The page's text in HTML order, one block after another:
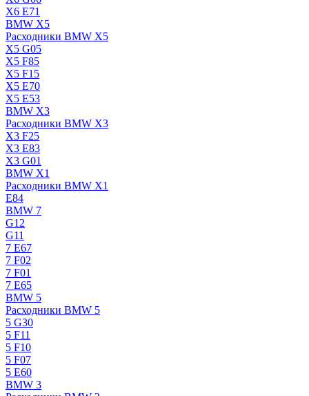
X6 E71
BMW X5
Расходники BMW X5
X5 G05
X5 F85
X5 F15
X5 E70
X5 E53
BMW X3
Расходники BMW X3
X3 F25
X3 E83
X3 G01
BMW X1
Расходники BMW X1
E84
BMW 7
G12
G11
7 Е67
7 F02
7 F01
7 E65
BMW 5
Расходники BMW 5
5 G30
5 F11
5 F10
5 F07
5 E60
BMW 3